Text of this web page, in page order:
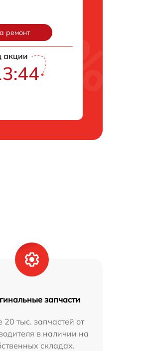
ремонт
акции
запчасти
20 тыс. запчастей от
в наличии на
складах.